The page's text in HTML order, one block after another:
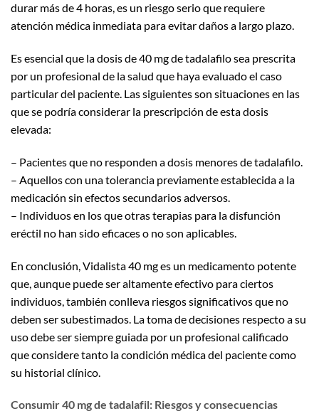
durar más de 4 horas, es un riesgo serio que requiere
atención médica inmediata para evitar daños a largo plazo.
Es esencial que la dosis de 40 mg de tadalafilo sea prescrita
por un profesional de la salud que haya evaluado el caso
particular del paciente. Las siguientes son situaciones en las
que se podría considerar la prescripción de esta dosis
elevada:
– Pacientes que no responden a dosis menores de tadalafilo.
– Aquellos con una tolerancia previamente establecida a la
medicación sin efectos secundarios adversos.
– Individuos en los que otras terapias para la disfunción
eréctil no han sido eficaces o no son aplicables.
En conclusión, Vidalista 40 mg es un medicamento potente
que, aunque puede ser altamente efectivo para ciertos
individuos, también conlleva riesgos significativos que no
deben ser subestimados. La toma de decisiones respecto a su
uso debe ser siempre guiada por un profesional calificado
que considere tanto la condición médica del paciente como
su historial clínico.
Consumir 40 mg de tadalafil: Riesgos y consecuencias